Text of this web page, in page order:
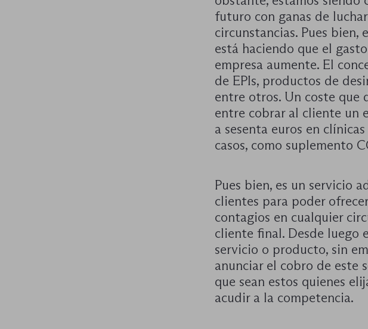
futuro con ganas de
circunstancias. Pues
está haciendo que el
empresa aumente. El
de EPIs, productos de
entre otros. Un coste que
entre cobrar al cliente un
a sesenta euros en
casos, como suplemento
Pues bien, es un servicio
clientes para poder
contagios en cualquier
cliente final. Desde luego
servicio o producto, sin
anunciar el cobro de este
que sean estos quienes
acudir a la competencia.